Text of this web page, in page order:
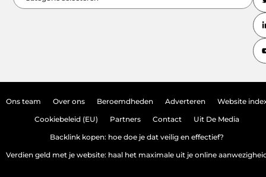
Ons team Over ons Beroemdheden Adverteren Website
Cookiebeleid (EU) Partners Contact Uit De Media
Backlink kopen: hoe doe je dat veilig en effectief?
Verdien geld met je website: haal het maximale uit je online